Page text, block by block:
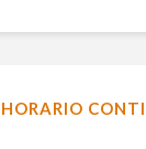
HORARIO